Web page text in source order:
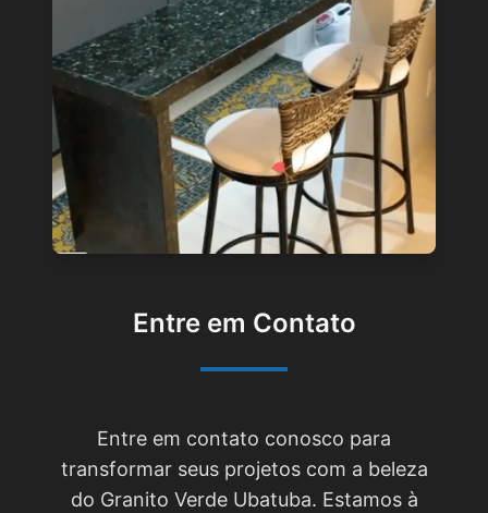
Entre em Contato
Entre em contato conosco para
transformar seus projetos com a beleza
do Granito Verde Ubatuba. Estamos à